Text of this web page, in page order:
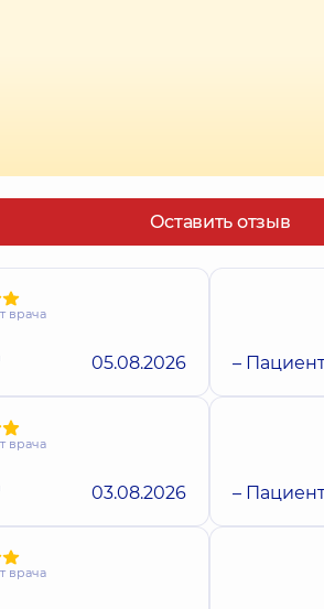
Оставить отзыв
врача
05.08.2026 –
врача
03.08.2026 –
врача